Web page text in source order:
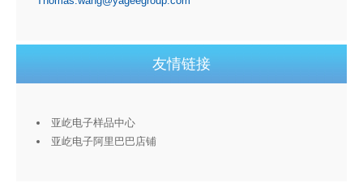
友情链接
亚屹电子样品中心
亚屹电子阿里巴巴店铺